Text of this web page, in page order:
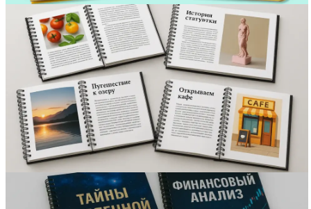
Портфолио
Франшиза
Контакты